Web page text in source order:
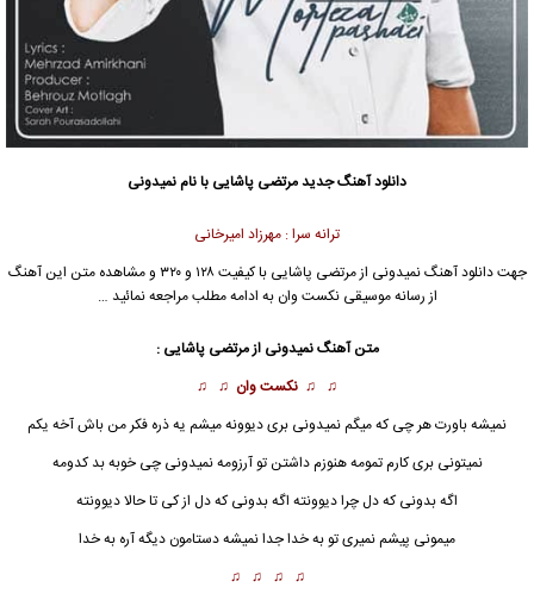
دانلود آهنگ جدیدمرتضی پاشایی با نام نمیدونی
ترانه سرا : مهرزاد امیرخانی
جهت دانلود آهنگ نمیدونی ازمرتضی پاشایی
با کیفیت ۱۲۸ و ۳۲۰ و مشاهده متن این آهنگ
از رسانه موسیقی نکست وان به ادامه مطلب مراجعه نمائید …
متن آهنگ نمیدونی ازمرتضی پاشایی :
♫ ♫ نکست وان ♫ ♫
نمیشه باورت هر چی که میگمنمیدونی بری دیوونه میشم یه ذره فکر من باش آخه یکم
نمیتونی بری کارم تمومه هنوزم داشتن تو آرزومه نمیدونی چی خوبه بد کدومه
اگه بدونی که دل چرا دیوونته اگه بدونی که دل از کی تا حالا دیوونته
میمونی پیشم نمیری تو به خدا جدا نمیشه دستامون دیگه آره به خدا
♫ ♫ ♫ ♫